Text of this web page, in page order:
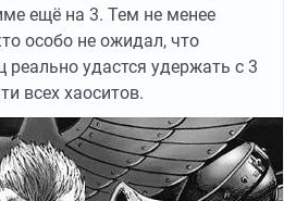
ещё на 3. Тем не менее
особо не ожидал, что
удастся удержать с 3
всех хаоситов.